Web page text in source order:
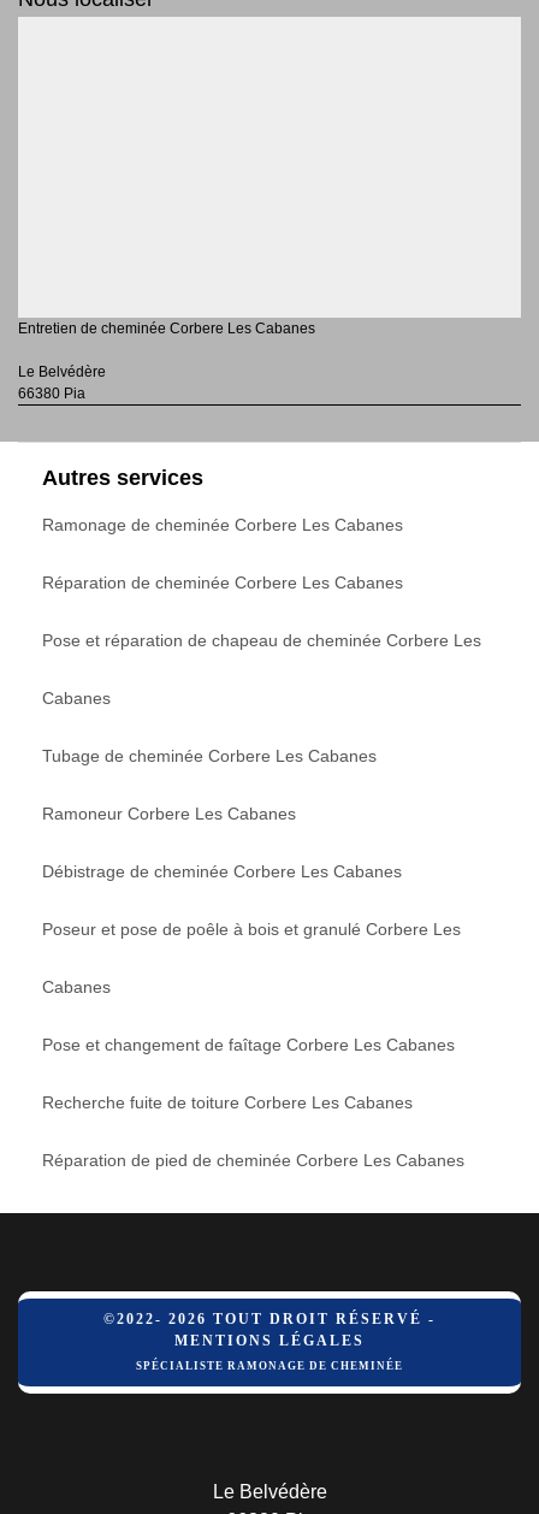
Entretien de cheminée Corbere Les Cabanes
Le Belvédère
66380 Pia
Autres services
Ramonage de cheminée Corbere Les Cabanes
Réparation de cheminée Corbere Les Cabanes
Pose et réparation de chapeau de cheminée Corbere Les
Cabanes
Tubage de cheminée Corbere Les Cabanes
Ramoneur Corbere Les Cabanes
Débistrage de cheminée Corbere Les Cabanes
Poseur et pose de poêle à bois et granulé Corbere Les
Cabanes
Pose et changement de faîtage Corbere Les Cabanes
Recherche fuite de toiture Corbere Les Cabanes
Réparation de pied de cheminée Corbere Les Cabanes
©2022- 2026 TOUT DROIT RÉSERVÉ -
MENTIONS LÉGALES
SPÉCIALISTE RAMONAGE DE CHEMINÉE
Le Belvédère